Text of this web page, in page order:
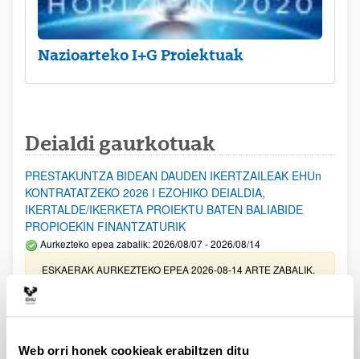
Web orri honek cookieak erabiltzen ditu
Nazioarteko I+G Proiektuak
Deialdi gaurkotuak
PRESTAKUNTZA BIDEAN DAUDEN IKERTZAILEAK EHUn
KONTRATATZEKO 2026 I EZOHIKO DEIALDIA,
IKERTALDE/IKERKETA PROIEKTU BATEN BALIABIDE
PROPIOEKIN FINANTZATURIK
Aurkezteko epea zabalik: 2026/08/07 - 2026/08/14
ESKAERAK AURKEZTEKO EPEA 2026-08-14 ARTE ZABALIK.
UPV/EHUn Azpiegitura Zientifikoa eta Funts Bibliografikoak